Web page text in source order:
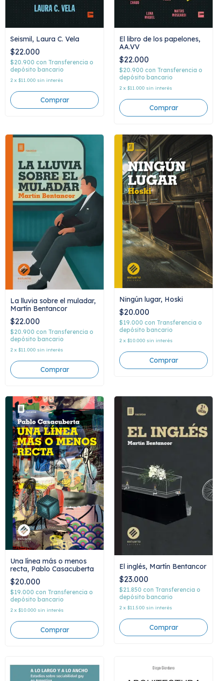
Seismil, Laura C. Vela
$22.000
$20.900 con Transferencia o
depósito bancario
2 x $11.000 sin interés
El libro de los papelones,
AA.VV
$22.000
$20.900 con Transferencia o
depósito bancario
2 x $11.000 sin interés
La lluvia sobre el muladar,
Martín Bentancor
$22.000
$20.900 con Transferencia o
depósito bancario
2 x $11.000 sin interés
Ningún lugar, Hoski
$20.000
$19.000 con Transferencia o
depósito bancario
2 x $10.000 sin interés
Una línea más o menos
recta, Pablo Casacuberta
$20.000
$19.000 con Transferencia o
depósito bancario
2 x $10.000 sin interés
El inglés, Martín Bentancor
$23.000
$21.850 con Transferencia o
depósito bancario
2 x $11.500 sin interés